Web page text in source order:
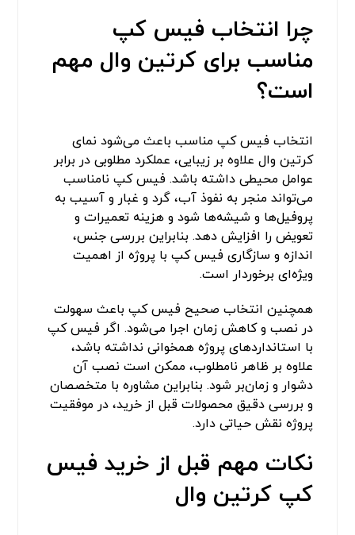
چرا انتخاب فیس کپ
مناسب برای کرتین وال مهم
است؟
انتخاب فیس کپ مناسب باعث می‌شود نمای
کرتین وال علاوه بر زیبایی، عملکرد مطلوبی در برابر
عوامل محیطی داشته باشد. فیس کپ نامناسب
می‌تواند منجر به نفوذ آب، گرد و غبار و آسیب به
پروفیل‌ها و شیشه‌ها شود و هزینه تعمیرات و
تعویض را افزایش دهد. بنابراین بررسی جنس،
اندازه و سازگاری فیس کپ با پروژه از اهمیت
ویژه‌ای برخوردار است.
همچنین انتخاب صحیح فیس کپ باعث سهولت
در نصب و کاهش زمان اجرا می‌شود. اگر فیس کپ
با استانداردهای پروژه همخوانی نداشته باشد،
علاوه بر ظاهر نامطلوب، ممکن است نصب آن
دشوار و زمان‌بر شود. بنابراین مشاوره با متخصصان
و بررسی دقیق محصولات قبل از خرید، در موفقیت
پروژه نقش حیاتی دارد.
نکات مهم قبل از خرید فیس
کپ کرتین وال